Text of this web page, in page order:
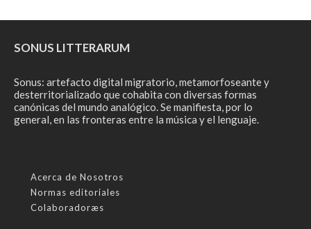
SONUS LITTERARUM
Sonus: artefacto digital migratorio, metamorfoseante y
desterritorializado que cohabita con diversas formas
canónicas del mundo analógico. Se manifiesta, por lo
general, en las fronteras entre la música y el lenguaje.
Acerca de Nosotros
Normas editoriales
Colaboradoræs